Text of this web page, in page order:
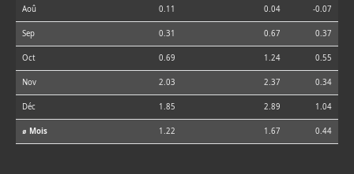
Aoû 0.11 0.04 -0.07
Sep 0.31 0.67 0.37
Oct 0.69 1.24 0.55
Nov 2.03 2.37 0.34
Déc 1.85 2.89 1.04
⌀ Mois 1.22 1.67 0.44